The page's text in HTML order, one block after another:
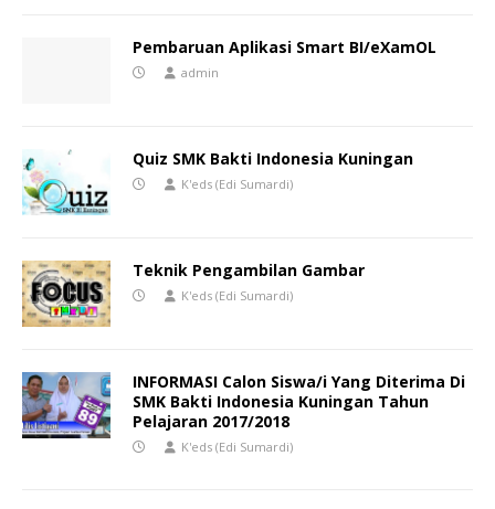
Pembaruan Aplikasi Smart BI/eXamOL
admin
Quiz SMK Bakti Indonesia Kuningan
K'eds (Edi Sumardi)
Teknik Pengambilan Gambar
K'eds (Edi Sumardi)
INFORMASI Calon Siswa/i Yang Diterima Di
SMK Bakti Indonesia Kuningan Tahun
Pelajaran 2017/2018
K'eds (Edi Sumardi)